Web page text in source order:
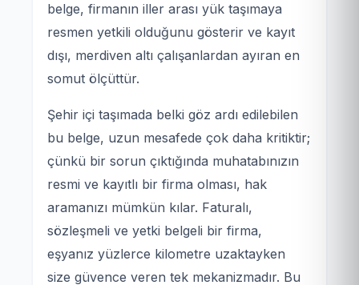
belge, firmanın iller arası yük taşımaya
resmen yetkili olduğunu gösterir ve kayıt
dışı, merdiven altı çalışanlardan ayıran en
somut ölçüttür.
Şehir içi taşımada belki göz ardı edilebilen
bu belge, uzun mesafede çok daha kritiktir;
çünkü bir sorun çıktığında muhatabınızın
resmi ve kayıtlı bir firma olması, hak
aramanızı mümkün kılar. Faturalı,
sözleşmeli ve yetki belgeli bir firma,
eşyanız yüzlerce kilometre uzaktayken
size güvence veren tek mekanizmadır. Bu